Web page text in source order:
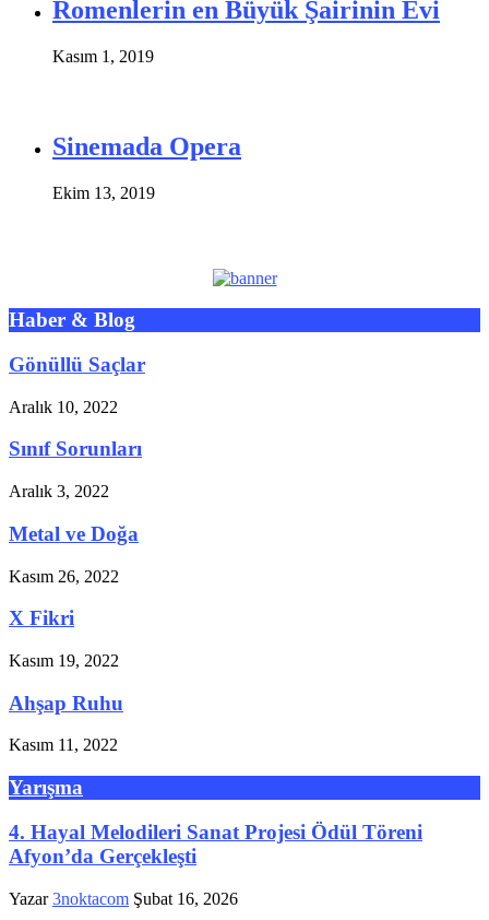
Romenlerin en Büyük Şairinin Evi
Kasım 1, 2019
Sinemada Opera
Ekim 13, 2019
Haber & Blog
Gönüllü Saçlar
Aralık 10, 2022
Sınıf Sorunları
Aralık 3, 2022
Metal ve Doğa
Kasım 26, 2022
X Fikri
Kasım 19, 2022
Ahşap Ruhu
Kasım 11, 2022
Yarışma
4. Hayal Melodileri Sanat Projesi Ödül Töreni
Afyon’da Gerçekleşti
Yazar3noktacom Şubat 16, 2026